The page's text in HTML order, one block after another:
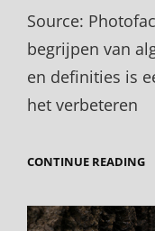
Source:
begrijpen van
en definities is
het verbeteren
CONTINUE READING